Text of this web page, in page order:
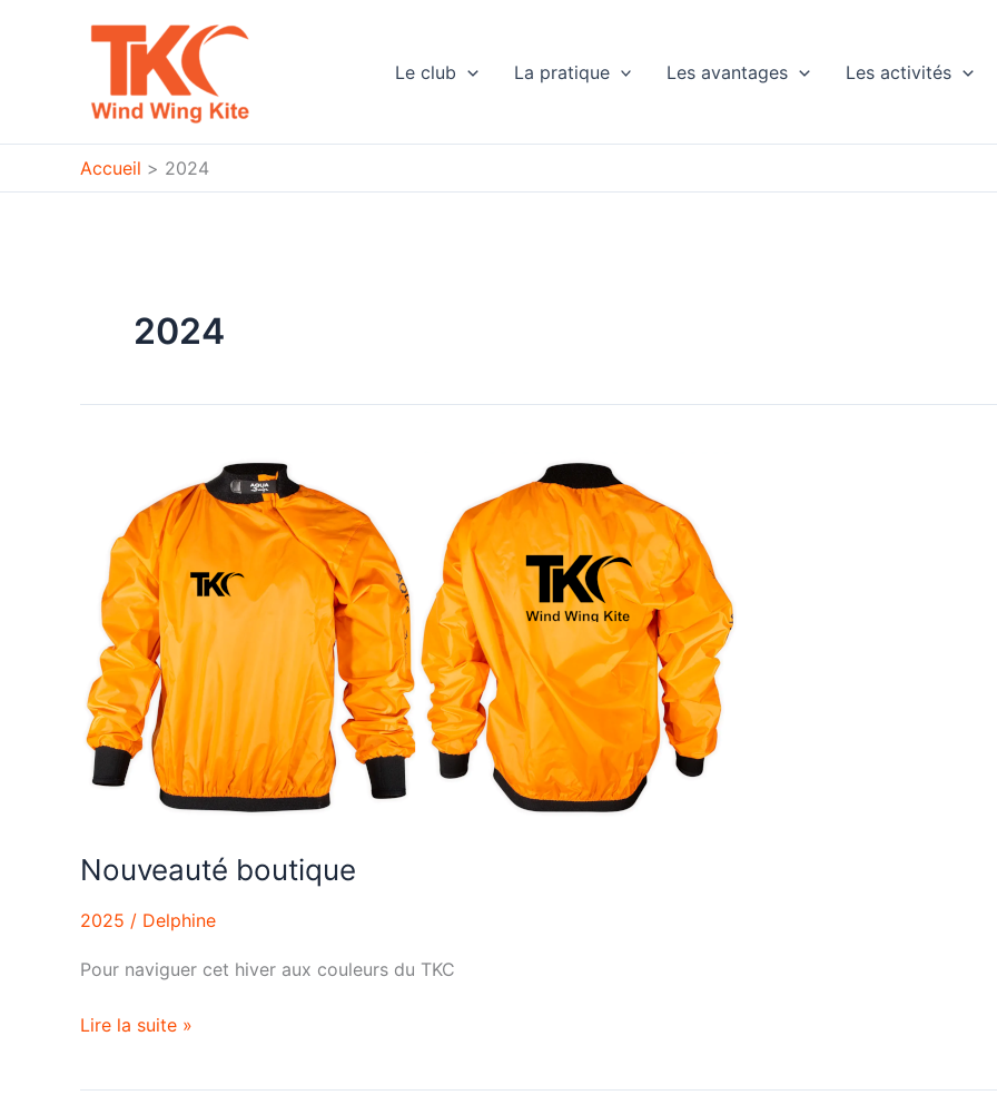
Le club La pratique Les avantages Les activités
Accueil 2024
2024
Nouveauté boutique
2025 / Delphine
Pour naviguer cet hiver aux couleurs du TKC
Lire la suite »